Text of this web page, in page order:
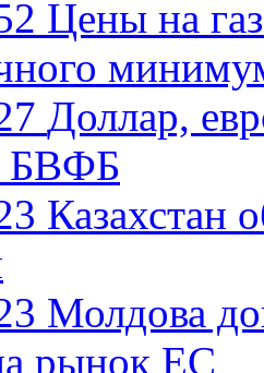
Цены на
Доллар,
БВФБ
Казахстан
Молдова
рынок ЕС